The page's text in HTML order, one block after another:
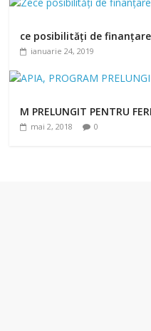
ce posibilități de
ianuarie 24, 2019
M PRELUNGIT PENTRU
mai 2, 2018 0